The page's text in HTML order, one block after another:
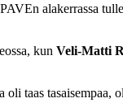
alakerrassa
kun Veli-Matti
taas tasaisempaa,